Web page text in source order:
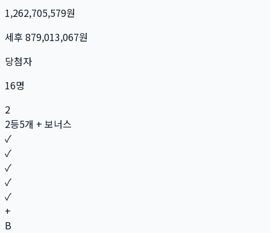
1,262,705,579원
세후 879,013,067원
당첨자
16명
2
2등5개 + 보너스
✓
✓
✓
✓
✓
+
B